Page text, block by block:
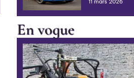
11 mars 2026
En vogue